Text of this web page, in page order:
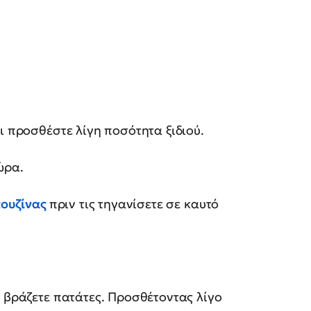
λίγη ποσότητα ξιδιού.
πριν τις τηγανίσετε σε καυτό
πατάτες. Προσθέτοντας λίγο